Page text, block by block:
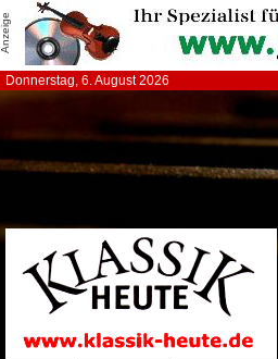
Anzeige
Donnerstag, 6. August 2026